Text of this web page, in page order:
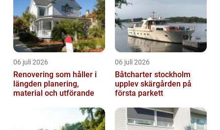
06 juli 2026
Renovering som håller i
längden planering,
material och utförande
06 juli 2026
Båtcharter stockholm
upplev skärgården på
första parkett